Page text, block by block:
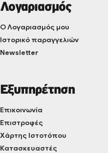
Λογαριασμός
Ο Λογαριασμός μου
Ιστορικό παραγγελιών
Newsletter
Εξυπηρέτηση
Επικοινωνία
Επιστροφές
Χάρτης Ιστοτόπου
Κατασκευαστές